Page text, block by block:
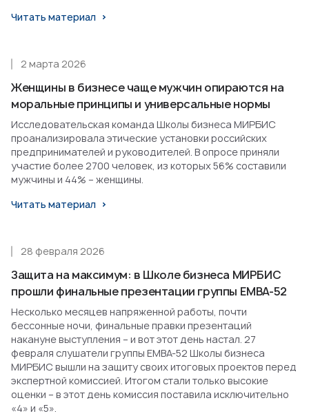
Читать материал
Женщины в бизнесе чаще мужчин опираются на
моральные принципы и универсальные нормы
2 марта 2026
Исследовательская команда Школы бизнеса МИРБИС
проанализировала этические установки российских
предпринимателей и руководителей. В опросе приняли
участие более 2700 человек, из которых 56% составили
мужчины и 44% – женщины.
Читать материал
Защита на максимум: в Школе бизнеса МИРБИС
прошли финальные презентации группы EMBA-52
28 февраля 2026
Несколько месяцев напряженной работы, почти
бессонные ночи, финальные правки презентаций
накануне выступления – и вот этот день настал. 27
февраля слушатели группы EMBA-52 Школы бизнеса
МИРБИС вышли на защиту своих итоговых проектов перед
экспертной комиссией. Итогом стали только высокие
оценки – в этот день комиссия поставила исключительно
«4» и «5».